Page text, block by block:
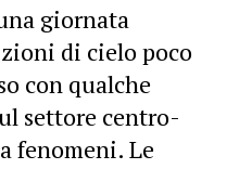
giornata
di cielo poco
con qualche
settore centro-
fenomeni. Le